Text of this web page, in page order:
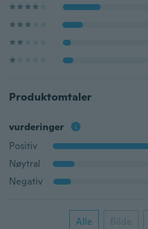
Produktomtaler
vurderinger
Positiv
Nøytral
Negativ
Alle Bilde